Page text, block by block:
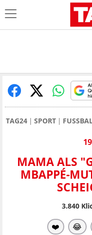
TAG24 SPORT
MAMA ALS
MBAPPÉ-
3.840
❤️ 😂